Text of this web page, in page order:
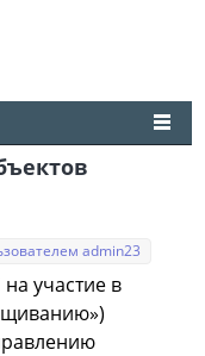
admin23
участие в